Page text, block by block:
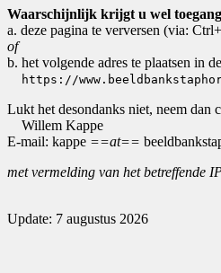
Waarschijnlijk krijgt u wel
a. deze pagina te verversen (via:
of
b. het volgende adres te plaatsen in
https://
Lukt het desondanks niet, neem dan
Willem Kappe
E-mail: kappe ==at==
met vermelding van het betreffende
Update: 7 augustus 2026